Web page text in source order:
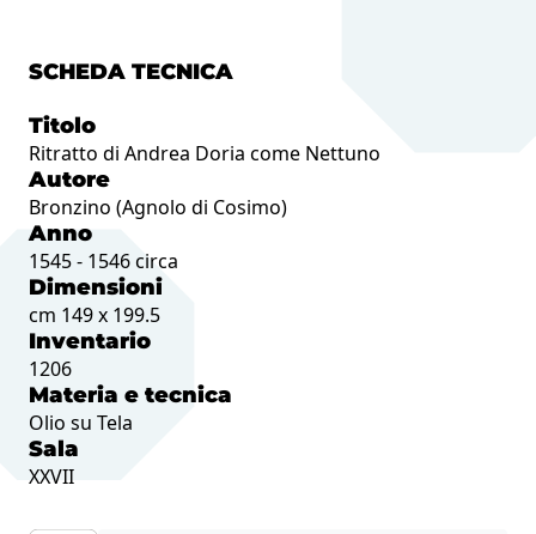
SCHEDA TECNICA
Titolo
Ritratto di Andrea Doria come Nettuno
Autore
Bronzino (Agnolo di Cosimo)
Anno
1545 - 1546 circa
Dimensioni
cm 149 x 199.5
Inventario
1206
Materia e tecnica
Olio su Tela
Sala
XXVII